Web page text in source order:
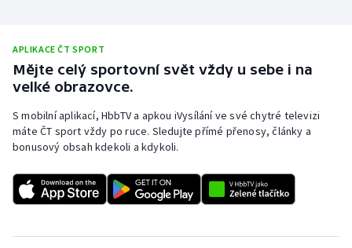
Rychlobruslení
Rychlostní kanoistika
Short track
Sportovní střelba
APLIKACE ČT SPORT
Mějte celý sportovní svět vždy u sebe i na
velké obrazovce.
S mobilní aplikací, HbbTV a apkou iVysílání ve své chytré televizi
máte ČT sport vždy po ruce. Sledujte přímé přenosy, články a
bonusový obsah kdekoli a kdykoli.